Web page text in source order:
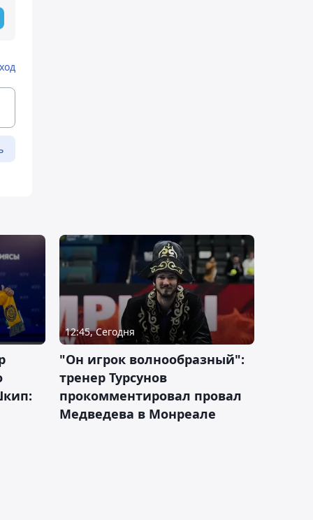
12:45, Сегодня
"Он игрок волнообразный":
тренер Турсунов
прокомментировал провал
Медведева в Монреале